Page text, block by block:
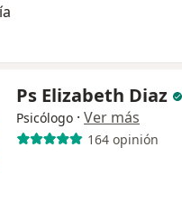
Ps Elizabeth Diaz
Psicólogo · Ver más
164 opinión